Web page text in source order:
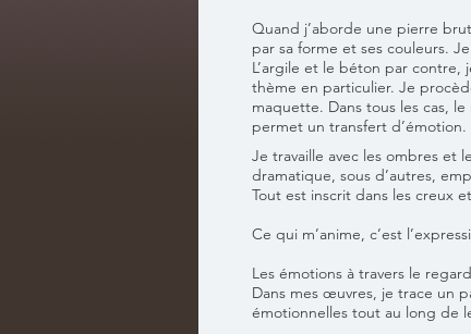
Quand j’aborde une pierre
par sa forme et ses couleurs.
L’argile et le béton par contre,
thème en particulier. Je
maquette. Dans tous les cas,
permet un transfert d’émotion.
Je travaille avec les ombres et
dramatique, sous d’autres,
Tout est inscrit dans les creux
Ce qui m’anime, c’est
Les émotions à travers le
Dans mes œuvres, je trace un
émotionnelles tout au long de